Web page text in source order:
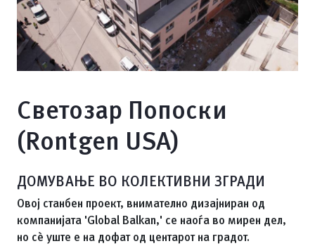
Светозар Попоски
(Rontgen USA)
ДОМУВАЊЕ ВО КОЛЕКТИВНИ ЗГРАДИ
Овој станбен проект, внимателно дизајниран од
компанијата 'Global Balkan,' се наоѓа во мирен дел,
но сè уште е на дофат од центарот на градот.